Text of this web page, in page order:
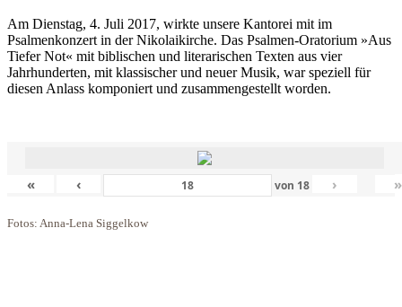
Am Dienstag, 4. Juli 2017, wirkte unsere Kantorei mit im
Psalmenkonzert in der Nikolaikirche. Das Psalmen-Oratorium »Aus
Tiefer Not« mit biblischen und literarischen Texten aus vier
Jahrhunderten, mit klassischer und neuer Musik, war speziell für
diesen Anlass komponiert und zusammengestellt worden.
« ‹ von 18 › »
Fotos: Anna-Lena Siggelkow